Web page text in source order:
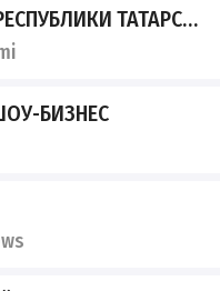
ТАТАРСТАН
БИЗНЕС